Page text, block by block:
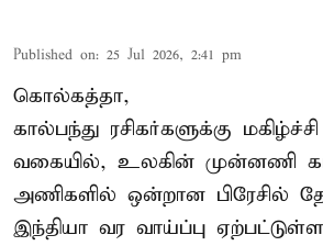
Published on: 25 Jul 2026, 2:41 pm
கொல்கத்தா,
கால்பந்து ரசிகர்களுக்கு
வகையில், உலகின் முன்னணி
அணிகளில் ஒன்றான பிரேசில்
இந்தியா வர வாய்ப்பு